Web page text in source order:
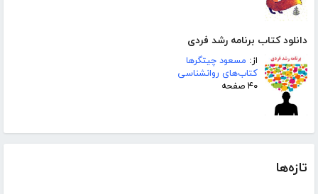
دانلود کتاب برنامه رشد فردی
از: مسعود چیتگرها
کتاب‌های روانشناسی
۴۰ صفحه
تازه‌ها